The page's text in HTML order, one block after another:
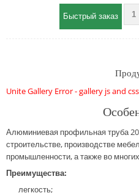
Быстрый заказ
Unite Gallery Error - gallery js and
Алюминиевая профильная труба
строительстве, производстве
промышленности, а также во
Преимущества:
легкость;